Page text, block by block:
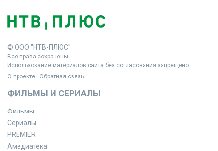
© ООО "НТВ-ПЛЮС"
Все права сохранены.
Использование материалов сайта без согласования запрещено.
О проекте
Обратная связь
ФИЛЬМЫ И СЕРИАЛЫ
Фильмы
Сериалы
PREMIER
Амедиатека